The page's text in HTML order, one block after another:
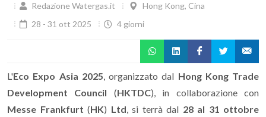
Redazione Watergas.it
Hong Kong, Cina
28 - 31 ott 2025
4 giorni
L'Eco Expo Asia 2025, organizzato dal Hong Kong Trade
Development Council (HKTDC), in collaborazione con
Messe Frankfurt (HK) Ltd, si terrà dal 28 al 31 ottobre